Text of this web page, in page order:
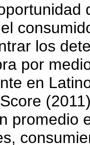
los
por
en
promedio